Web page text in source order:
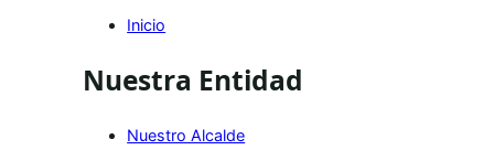
Inicio
Nuestra Entidad
Nuestro Alcalde